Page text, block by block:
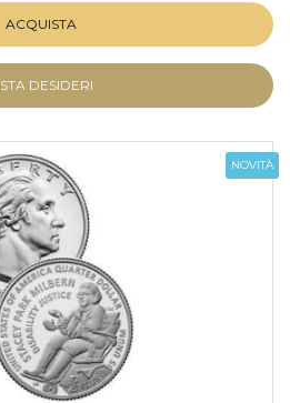
ACQUISTA
DESIDERI
NOVITÀ